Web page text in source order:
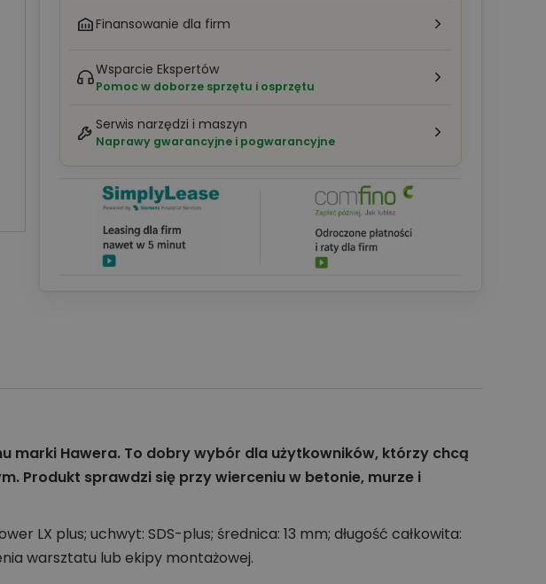
Finansowanie dla firm
Wsparcie Ekspertów
Pomoc w doborze sprzętu i osprzętu
Serwis narzędzi i maszyn
Naprawy gwarancyjne i pogwarancyjne
marki Hawera. To dobry wybór dla użytkowników, którzy chcą
Produkt sprawdzi się przy wierceniu w betonie, murze i
LX plus; uchwyt: SDS-plus; średnica: 13 mm; długość całkowita:
warsztatu lub ekipy montażowej.